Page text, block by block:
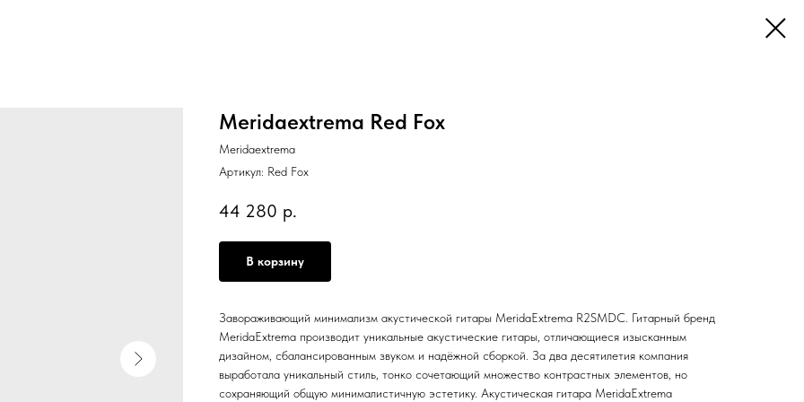
Meridaextrema Red Fox
Meridaextrema
Артикул: Red Fox
44 280 р.
В корзину
Завораживающий минимализм акустической гитары MeridaExtrema R2SMDC. Гитарный бренд
MeridaExtrema производит уникальные акустические гитары, отличающиеся изысканным
дизайном, сбалансированным звуком и надёжной сборкой. За два десятилетия компания
выработала уникальный стиль, тонко сочетающий множество контрастных элементов, но
сохраняющий общую минималистичную эстетику. Акустическая гитара MeridaExtrema